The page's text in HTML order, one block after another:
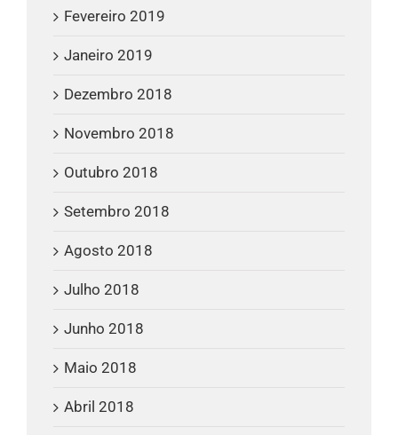
Fevereiro 2019
Janeiro 2019
Dezembro 2018
Novembro 2018
Outubro 2018
Setembro 2018
Agosto 2018
Julho 2018
Junho 2018
Maio 2018
Abril 2018